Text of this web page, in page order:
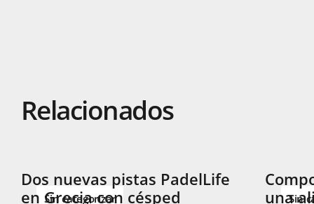
Relacionados
Sin categorizar
Dos nuevas pistas PadelLife
en Grecia con césped
Sin
una